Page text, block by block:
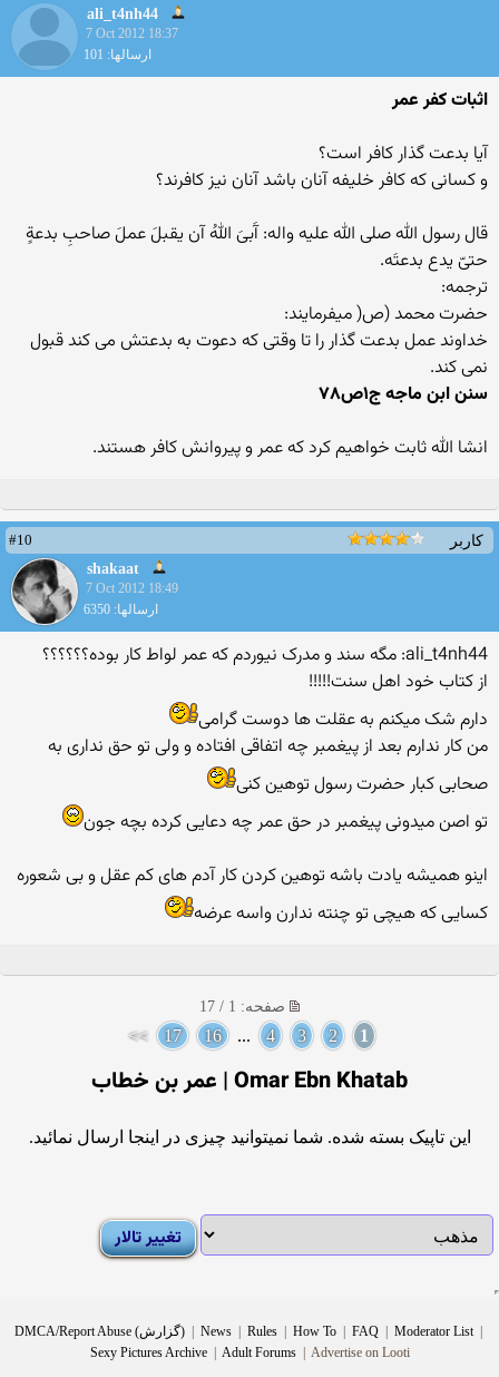
ali_t4nh44
7 Oct 2012 18:37
ارسالها: 101
اثبات کفر عمر
آیا بدعت گذار کافر است؟
و کسانی که کافر خلیفه آنان باشد آنان نیز کافرند؟
قال رسول الله صلی الله علیه واله: آَبیَ اللهُ آن یقبلَ عملَ صاحبِ بدعةٍ
حتیّ یدع بدعتَه.
ترجمه:
حضرت محمد (ص( میفرمایند:
خداوند عمل بدعت گذار را تا وقتی که دعوت به بدعتش می کند قبول
نمی کند.
سنن ابن ماجه ج۱ص۷۸
انشا الله ثابت خواهیم کرد که عمر و پیروانش کافر هستند.
کاربر
#10
shakaat
7 Oct 2012 18:49
ارسالها: 6350
ali_t4nh44: مگه سند و مدرک نیوردم که عمر لواط کار بوده؟؟؟؟؟؟
از کتاب خود اهل سنت!!!!!
دارم شک میکنم به عقلت ها دوست گرامی
من کار ندارم بعد از پیغمبر چه اتفاقی افتاده و ولی تو حق نداری به
صحابی کبار حضرت رسول توهین کنی
تو اصن میدونی پیغمبر در حق عمر چه دعایی کرده بچه جون
اینو همیشه یادت باشه توهین کردن کار آدم های کم عقل و بی شعوره
کسایی که هیچی تو چنته ندارن واسه عرضه
صفحه: 1 / 17
1
2
3
4
...
16
17
>>
Omar Ebn Khatab | عمر بن خطاب
این تاپیک بسته شده. شما نمیتوانید چیزی در اینجا ارسال نمائید.
DMCA/Report Abuse (گزارش) | News | Rules | How To | FAQ | Moderator List |
Sexy Pictures Archive | Adult Forums |Advertise on Looti